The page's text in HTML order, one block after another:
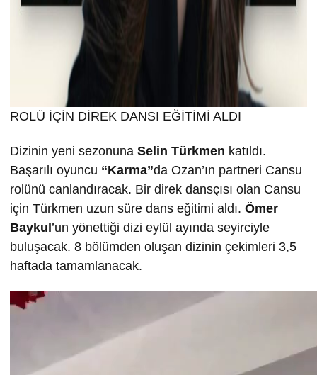
ROLÜ İÇİN DİREK DANSI EĞİTİMİ ALDI
Dizinin yeni sezonuna Selin Türkmen katıldı.
Başarılı oyuncu “Karma”da Ozan’ın partneri Cansu
rolünü canlandıracak. Bir direk dansçısı olan Cansu
için Türkmen uzun süre dans eğitimi aldı. Ömer
Baykul ’un yönettiği dizi eylül ayında seyirciyle
buluşacak. 8 bölümden oluşan dizinin çekimleri 3,5
haftada tamamlanacak.